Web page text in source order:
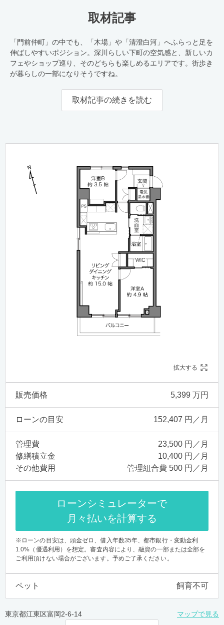
取材記事
「門前仲町」の中でも、「木場」や「清澄白河」へふらっと足を
伸ばしやすいポジション。深川らしい下町の空気感と、新しいカ
フェやショップ巡り、そのどちらも楽しめるエリアです。街歩き
が暮らしの一部になりそうですね。
取材記事の続きを読む
拡大する
販売価格 5,399 万円
ローンの目安 152,407 円／月
管理費
23,500 円／月
修繕積立金
10,400 円／月
その他費用
管理組合費 500 円／月
ローンシミュレーターで
月々払いを計算する
※ローンの目安は、頭金ゼロ、借入年数35年、都市銀行・変動金利
1.0%（優遇利用）を想定。審査内容により、融資の一部または全部を
ご利用頂けない場合がございます。予めご了承ください。
ペット 飼育不可
東京都江東区富岡2-6-14 マップで見る